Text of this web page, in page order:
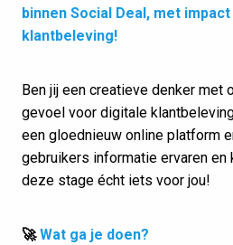
binnen Social Deal, met
klantbeleving!
Ben jij een creatieve denker met
gevoel voor digitale
een gloednieuw online platform
gebruikers informatie ervaren en
deze stage écht iets voor jou!
🚀Wat ga je doen?